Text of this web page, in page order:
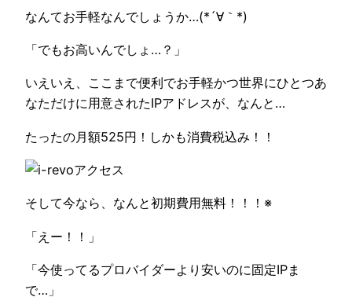
なんてお手軽なんでしょうか…(*´∀｀*)
「でもお高いんでしょ…？」
いえいえ、ここまで便利でお手軽かつ世界にひとつあ
なただけに用意されたIPアドレスが、なんと…
たったの月額525円！しかも消費税込み！！
そして今なら、なんと初期費用無料！！！※
「えー！！」
「今使ってるプロバイダーより安いのに固定IPま
で…」